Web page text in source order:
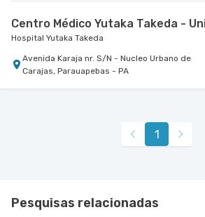
Centro Médico Yutaka Takeda -
Hospital Yutaka Takeda
Avenida Karaja nr. S/N - Nucleo Urbano de
Carajas, Parauapebas - PA
1
Pesquisas relacionadas